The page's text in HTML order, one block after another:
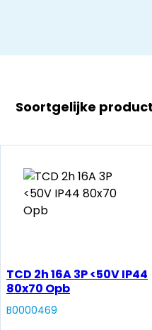
Soortgelijke
TCD 2h 16A 3P <50V IP44
80x70 Opb
B0000469